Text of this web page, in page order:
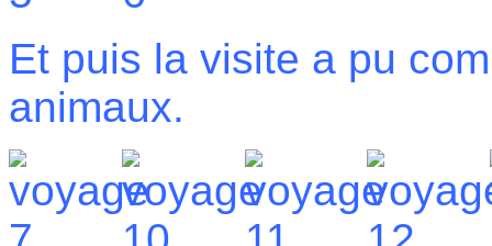
Et puis la visite a pu
animaux.